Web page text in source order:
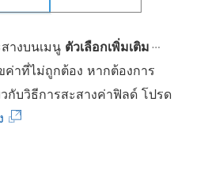
างบนเมนู ตัวเลือกเพิ่มเติม
ค่าที่ไม่ถูกต้อง หากต้องการ
กับวิธีการสะสางค่าฟิลด์ โปรด